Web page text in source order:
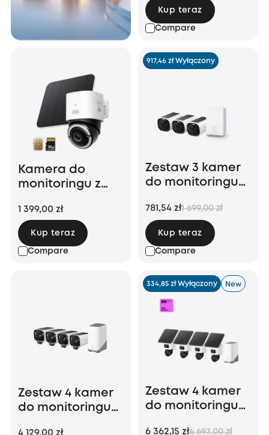
Compare
Kup teraz
Kamera do
monitoringu z
solarnym S330
4G LTE
1 399,00 zł
Compare
Kup teraz
917,46 zł Wyłączony
Zestaw 3 kamer
do monitoringu
stacja
HomeBase S280
781,54 zł1 699,00 zł
Compare
Kup teraz
Zestaw 4 kamer
do monitoringu
4 129,00 zł
334,85 zł Wyłączony New
Zestaw 4 kamer
do monitoringu
6 362,15 zł6 697,00 zł